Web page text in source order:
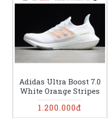
Adidas Ultra Boost 7.0
White Orange Stripes
1.200.000đ